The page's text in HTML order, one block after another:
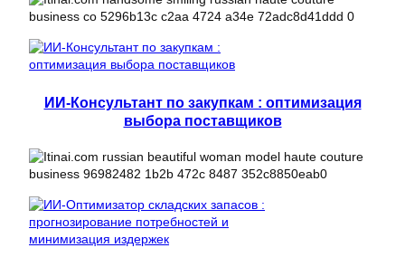
ИИ-Консультант по закупкам : оптимизация
выбора поставщиков